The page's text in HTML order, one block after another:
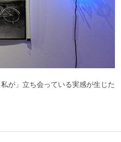
が」立ち会っている実感が生じた